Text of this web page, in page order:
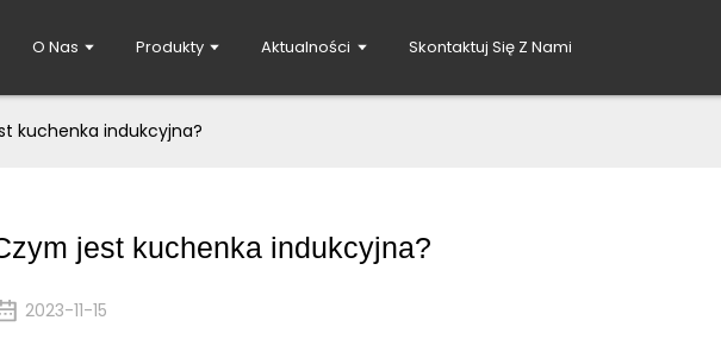
O Nas Produkty Aktualności Skontaktuj Się Z Nami
kuchenka indukcyjna?
jest kuchenka indukcyjna?
2023-11-15